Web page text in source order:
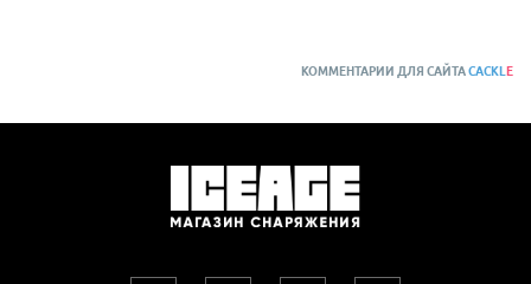
КОММЕНТАРИИ ДЛЯ САЙТАCACKLE